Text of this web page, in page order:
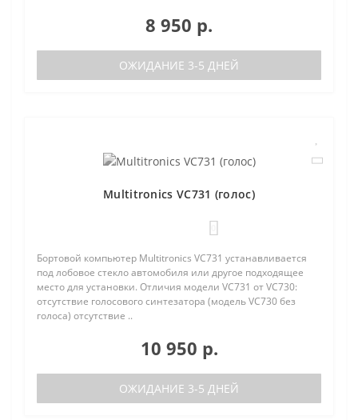
8 950 р.
ОЖИДАНИЕ 3-5 ДНЕЙ
Multitronics VC731 (голос)
Бортовой компьютер Multitronics VC731 устанавливается
под лобовое стекло автомобиля или другое подходящее
место для установки. Отличия модели VC731 от VC730:
отсутствие голосового синтезатора (модель VC730 без
голоса) отсутствие ..
10 950 р.
ОЖИДАНИЕ 3-5 ДНЕЙ